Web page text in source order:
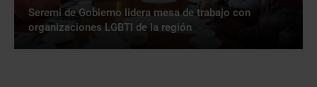
Seremi de Gobierno lidera mesa de trabajo con
organizaciones LGBTI de la región